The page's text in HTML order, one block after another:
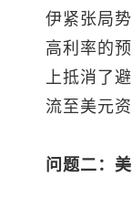
伊紧张局
高利率的
上抵消了
流至美元
问题二：